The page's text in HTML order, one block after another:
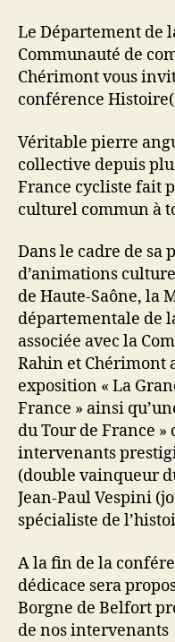
Le Département de
Communauté de
Chérimont vous
conférence
Véritable pierre
collective depuis
France cycliste fait
culturel commun à
Dans le cadre de sa
d’animations
de Haute-Saône, la
départementale de
associée avec la
Rahin et Chérimont
exposition « La
France » ainsi
du Tour de France
intervenants
(double vainqueur
Jean-Paul Vespini
spécialiste de
A la fin de la
dédicace sera
Borgne de Belfort
de nos intervenants